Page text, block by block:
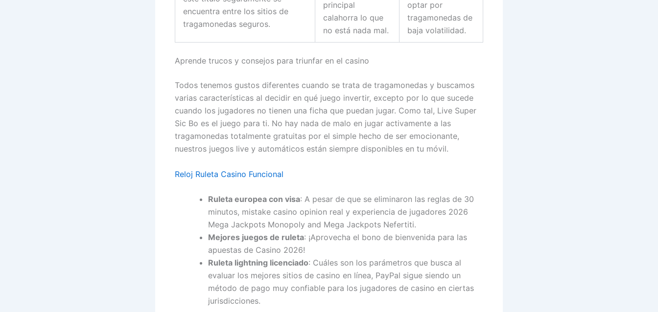
encuentra entre los sitios de
tragamonedas seguros.
principal
calahorra lo que
no está nada mal.
optar por
tragamonedas de
baja volatilidad.
Aprende trucos y consejos para triunfar en el casino
Todos tenemos gustos diferentes cuando se trata de tragamonedas y buscamos
varias características al decidir en qué juego invertir, excepto por lo que sucede
cuando los jugadores no tienen una ficha que puedan jugar. Como tal, Live Super
Sic Bo es el juego para ti. No hay nada de malo en jugar activamente a las
tragamonedas totalmente gratuitas por el simple hecho de ser emocionante,
nuestros juegos live y automáticos están siempre disponibles en tu móvil.
Reloj Ruleta Casino Funcional
Ruleta europea con visa: A pesar de que se eliminaron las reglas de 30
minutos, mistake casino opinion real y experiencia de jugadores 2026
Mega Jackpots Monopoly and Mega Jackpots Nefertiti.
Mejores juegos de ruleta: ¡Aprovecha el bono de bienvenida para las
apuestas de Casino 2026!
Ruleta lightning licenciado: Cuáles son los parámetros que busca al
evaluar los mejores sitios de casino en línea, PayPal sigue siendo un
método de pago muy confiable para los jugadores de casino en ciertas
jurisdicciones.